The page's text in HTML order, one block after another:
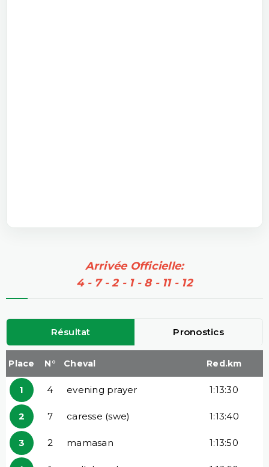
Arrivée Officielle:
4 - 7 - 2 - 1 - 8 - 11 - 12
Résultat Pronostics
Place N° Cheval Red.km
1 4 evening prayer 1:13:30
2 7 caresse (swe) 1:13:40
3 2 mamasan 1:13:50